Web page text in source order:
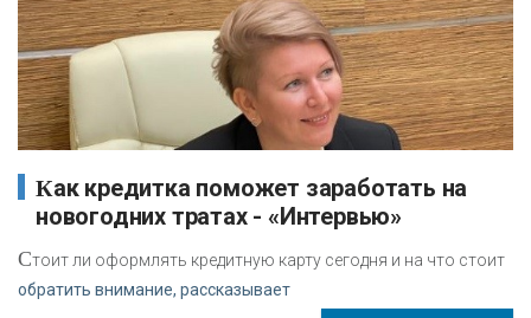
Как кредитка поможет заработать на
новогодних тратах - «Интервью»
Стоит ли оформлять кредитную карту сегодня и на что стоит
обратить внимание, рассказывает